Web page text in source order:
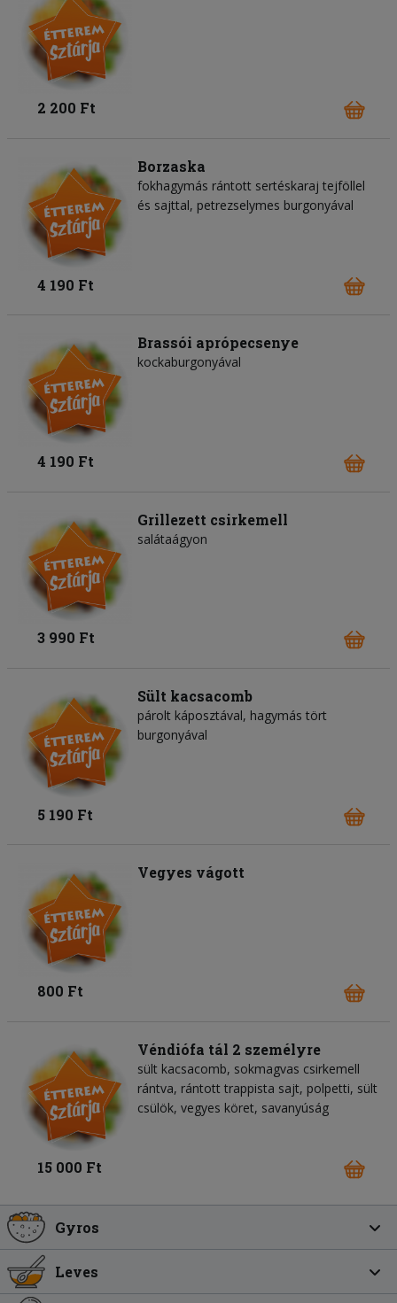
2 200 Ft
Borzaska
fokhagymás rántott sertéskaraj tejföllel
és sajttal, petrezselymes burgonyával
4 190 Ft
Brassói aprópecsenye
kockaburgonyával
4 190 Ft
Grillezett csirkemell
salátaágyon
3 990 Ft
Sült kacsacomb
párolt káposztával, hagymás tört
burgonyával
5 190 Ft
Vegyes vágott
800 Ft
Véndiófa tál 2 személyre
sült kacsacomb, sokmagvas csirkemell
rántva, rántott trappista sajt, polpetti, sült
csülök, vegyes köret, savanyúság
15 000 Ft
Gyros
Leves